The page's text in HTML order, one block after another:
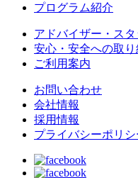
プログラム紹介
アドバイザー・ス
安心・安全への取り
ご利用案内
お問い合わせ
会社情報
採用情報
プライバシーポリシ